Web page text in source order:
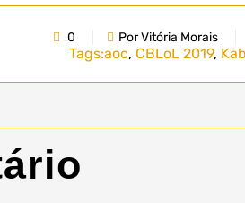
0 Por Vitória Morais
Tags:aoc, CBLoL 2019,